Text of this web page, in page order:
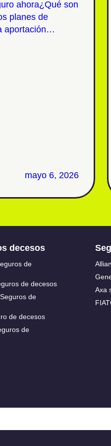
ahora¿Qué son
planes de
aportación
mayo 6, 2026
decesos
de
de decesos
de
de decesos
de
Axa